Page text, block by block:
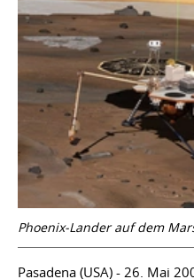
Phoenix-Lander auf dem
Pasadena (USA) - 26. Mai